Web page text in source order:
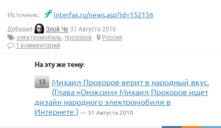
Источник: interfax.ru/news.asp?id=152156
Добавил Злой Че 31 Августа 2010
электромобиль, прохоров
Россия
1 комментарий
На эту же тему:
13
Михаил Прохоров верит в народный вкус.
(Глава «Онэксим» Михаил Прохоров ищет
дизайн народного электромобиля в
Интернете ) — 31 Августа 2010